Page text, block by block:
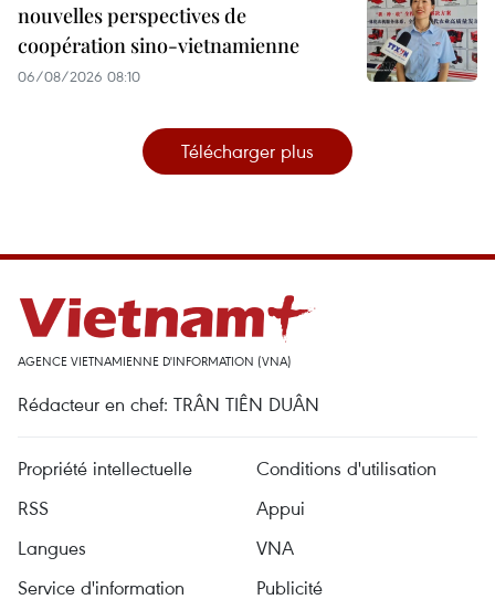
nouvelles perspectives de
coopération sino-vietnamienne
06/08/2026 08:10
Télécharger plus
AGENCE VIETNAMIENNE D'INFORMATION (VNA)
Rédacteur en chef: TRÂN TIÊN DUÂN
Propriété intellectuelle
Conditions d'utilisation
RSS
Appui
Langues
VNA
Service d'information
Publicité